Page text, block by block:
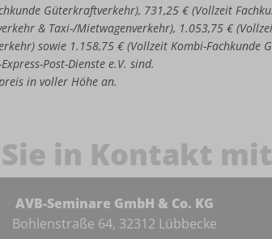
Güterkraftverkehr), 731,25 € (Vollzeit
& Taxi-/Mietwagenverkehr), 1.053,75 €
sowie 1.158,75 € (Vollzeit Kombi-
Post-Dienste e.V. sind.
in voller Höhe an.
in Kontakt
AVB-Seminare GmbH & Co. KG
Bohlenstraße 64, 32312 Lübbecke